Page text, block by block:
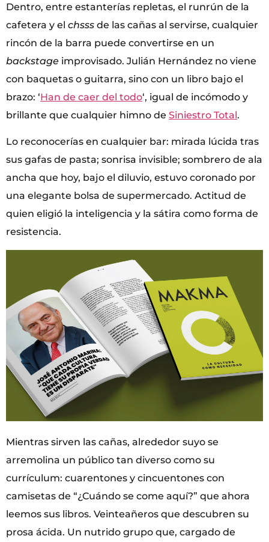
Dentro, entre estanterías repletas, el runrún de la
cafetera y el chsss de las cañas al servirse, cualquier
rincón de la barra puede convertirse en un
backstage improvisado. Julián Hernández no viene
con baquetas o guitarra, sino con un libro bajo el
brazo: ‘Han de caer del todo‘, igual de incómodo y
brillante que cualquier himno de Siniestro Total.
Lo reconocerías en cualquier bar: mirada lúcida tras
sus gafas de pasta; sonrisa invisible; sombrero de ala
ancha que hoy, bajo el diluvio, estuvo coronado por
una elegante bolsa de supermercado. Actitud de
quien eligió la inteligencia y la sátira como forma de
resistencia.
Mientras sirven las cañas, alrededor suyo se
arremolina un público tan diverso como su
currículum: cuarentones y cincuentones con
camisetas de “¿Cuándo se come aquí?” que ahora
leemos sus libros. Veinteañeros que descubren su
prosa ácida. Un nutrido grupo que, cargado de